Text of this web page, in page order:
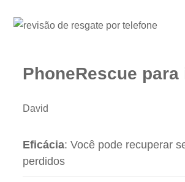
PhoneRescue para
David
Eficácia: Você pode recuperar
perdidos